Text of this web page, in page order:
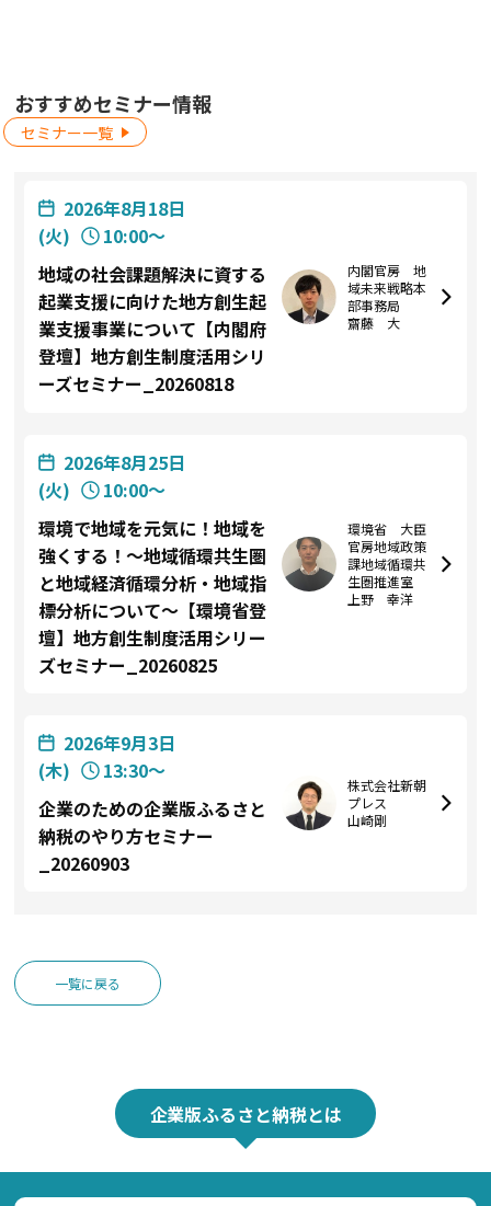
おすすめセミナー情報
セミナー一覧
2026年8月18日
(火)
10:00〜
地域の社会課題解決に資する
起業支援に向けた地方創生起
業支援事業について【内閣府
登壇】地方創生制度活用シリ
ーズセミナー_20260818
内閣官房 地
域未来戦略本
部事務局
齋藤 大
2026年8月25日
(火)
10:00〜
環境で地域を元気に！地域を
強くする！～地域循環共生圏
と地域経済循環分析・地域指
標分析について～【環境省登
壇】地方創生制度活用シリー
ズセミナー_20260825
環境省 大臣
官房地域政策
課地域循環共
生圏推進室
上野 幸洋
2026年9月3日
(木)
13:30〜
企業のための企業版ふるさと
納税のやり方セミナー
_20260903
株式会社新朝
プレス
山崎剛
一覧に戻る
企業版ふるさと納税とは